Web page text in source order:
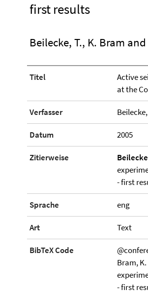
first results
Beilecke, T., K. Bram
Titel
Active
at the
Verfasser
Datum 2005
Zitierweise
- first
Sprache eng
Art Text
BibTeX Code
Bram,
- first